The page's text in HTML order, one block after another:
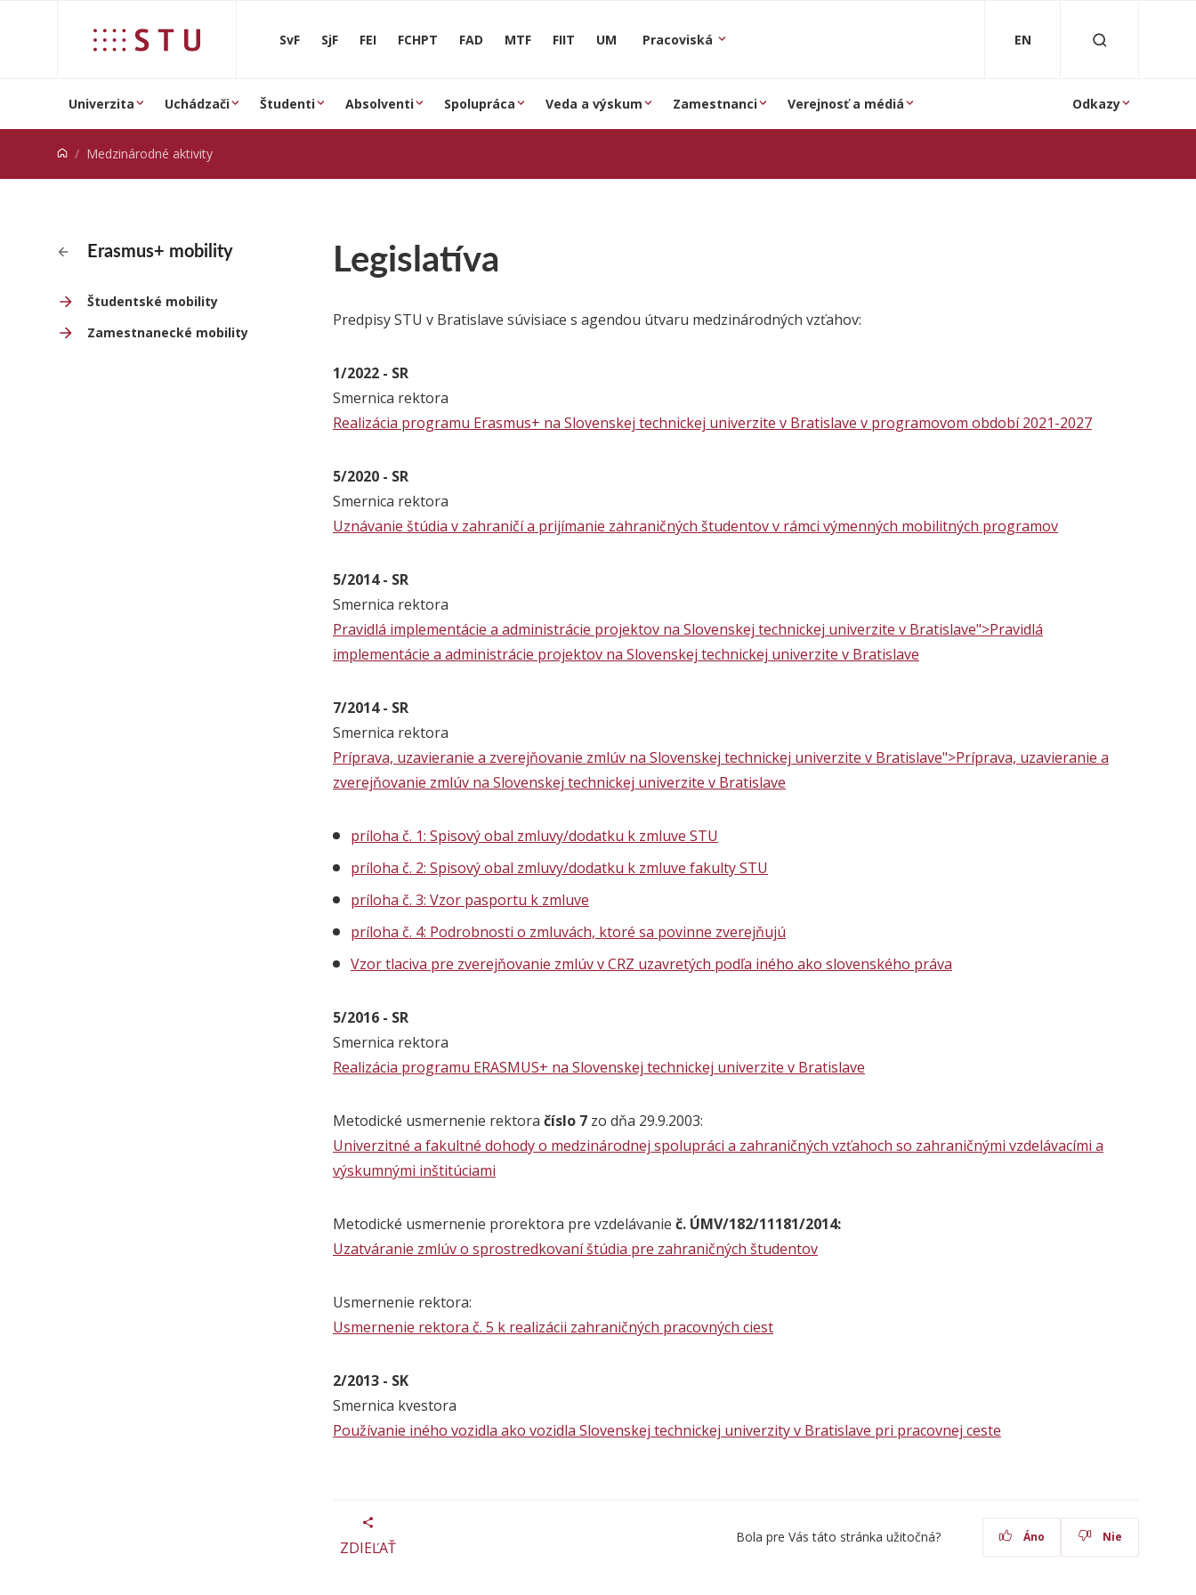
SvF SjF FEI FCHPT FAD MTF FIIT UM Pracoviská EN
Univerzita Uchádzači Študenti Absolventi Spolupráca Veda a výskum Zamestnanci Verejnosť a médiá Odkazy
Medzinárodné aktivity
Erasmus+ mobility
Študentské mobility
Zamestnanecké mobility
Legislatíva
Predpisy STU v Bratislave súvisiace s agendou útvaru medzinárodných vzťahov:
1/2022 - SR
Smernica rektora
Realizácia programu Erasmus+ na Slovenskej technickej univerzite v Bratislave v programovom období 2021-2027
5/2020 - SR
Smernica rektora
Uznávanie štúdia v zahraničí a prijímanie zahraničných študentov v rámci výmenných mobilitných programov
5/2014 - SR
Smernica rektora
Pravidlá implementácie a administrácie projektov na Slovenskej technickej univerzite v Bratislave">Pravidlá
implementácie a administrácie projektov na Slovenskej technickej univerzite v Bratislave
7/2014 - SR
Smernica rektora
Príprava, uzavieranie a zverejňovanie zmlúv na Slovenskej technickej univerzite v Bratislave">Príprava, uzavieranie a
zverejňovanie zmlúv na Slovenskej technickej univerzite v Bratislave
príloha č. 1: Spisový obal zmluvy/dodatku k zmluve STU
príloha č. 2: Spisový obal zmluvy/dodatku k zmluve fakulty STU
príloha č. 3: Vzor pasportu k zmluve
príloha č. 4: Podrobnosti o zmluvách, ktoré sa povinne zverejňujú
Vzor tlaciva pre zverejňovanie zmlúv v CRZ uzavretých podľa iného ako slovenského práva
5/2016 - SR
Smernica rektora
Realizácia programu ERASMUS+ na Slovenskej technickej univerzite v Bratislave
Metodické usmernenie rektora číslo 7 zo dňa 29.9.2003:
Univerzitné a fakultné dohody o medzinárodnej spolupráci a zahraničných vzťahoch so zahraničnými vzdelávacími a
výskumnými inštitúciami
Metodické usmernenie prorektora pre vzdelávanie č. ÚMV/182/11181/2014:
Uzatváranie zmlúv o sprostredkovaní štúdia pre zahraničných študentov
Usmernenie rektora:
Usmernenie rektora č. 5 k realizácii zahraničných pracovných ciest
2/2013 - SK
Smernica kvestora
Používanie iného vozidla ako vozidla Slovenskej technickej univerzity v Bratislave pri pracovnej ceste
ZDIEĽAŤ
Bola pre Vás táto stránka užitočná? Áno Nie